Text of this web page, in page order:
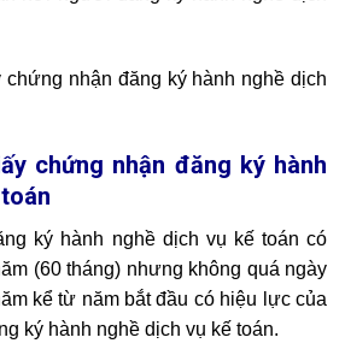
nhận đăng ký hành nghề dịch
chứng nhận đăng ký hành
ký hành nghề dịch vụ kế toán có
(60 tháng) nhưng không quá ngày
kể từ năm bắt đầu có hiệu lực của
ký hành nghề dịch vụ kế toán.